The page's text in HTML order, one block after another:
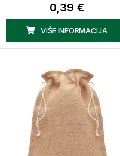
0,39 €
VIŠE INFORMACIJA